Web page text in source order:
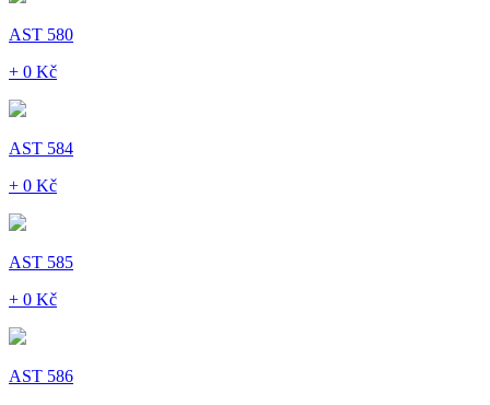
AST 580
+ 0 Kč
AST 584
+ 0 Kč
AST 585
+ 0 Kč
AST 586